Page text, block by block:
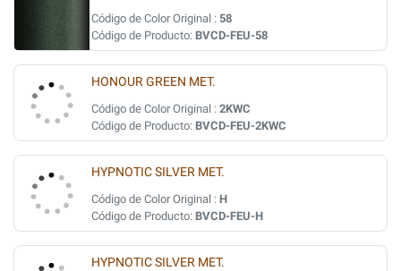
Código de Color Original : 58
Código de Producto: BVCD-FEU-58
HONOUR GREEN MET.
Código de Color Original : 2KWC
Código de Producto: BVCD-FEU-2KWC
HYPNOTIC SILVER MET.
Código de Color Original : H
Código de Producto: BVCD-FEU-H
HYPNOTIC SILVER MET.